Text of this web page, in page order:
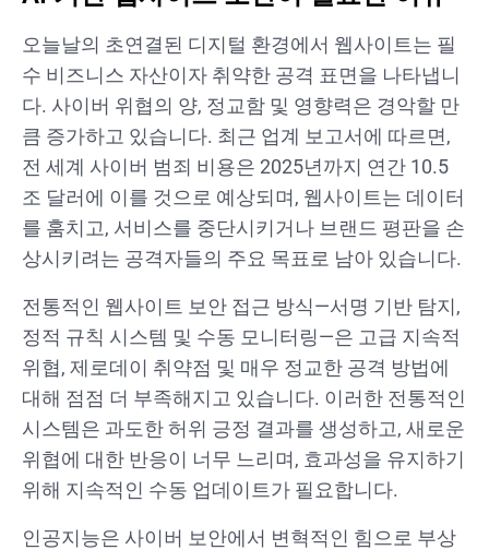
오늘날의 초연결된 디지털 환경에서 웹사이트는 필
수 비즈니스 자산이자 취약한 공격 표면을 나타냅니
다. 사이버 위협의 양, 정교함 및 영향력은 경악할 만
큼 증가하고 있습니다. 최근 업계 보고서에 따르면,
전 세계 사이버 범죄 비용은 2025년까지 연간 10.5
조 달러에 이를 것으로 예상되며, 웹사이트는 데이터
를 훔치고, 서비스를 중단시키거나 브랜드 평판을 손
상시키려는 공격자들의 주요 목표로 남아 있습니다.
전통적인 웹사이트 보안 접근 방식—서명 기반 탐지,
정적 규칙 시스템 및 수동 모니터링—은 고급 지속적
위협, 제로데이 취약점 및 매우 정교한 공격 방법에
대해 점점 더 부족해지고 있습니다. 이러한 전통적인
시스템은 과도한 허위 긍정 결과를 생성하고, 새로운
위협에 대한 반응이 너무 느리며, 효과성을 유지하기
위해 지속적인 수동 업데이트가 필요합니다.
인공지능은 사이버 보안에서 변혁적인 힘으로 부상